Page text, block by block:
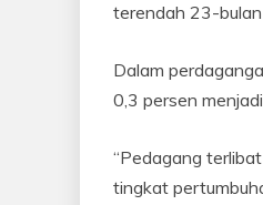
terendah 23-
Dalam
0,3 persen
“Pedagang
tingkat